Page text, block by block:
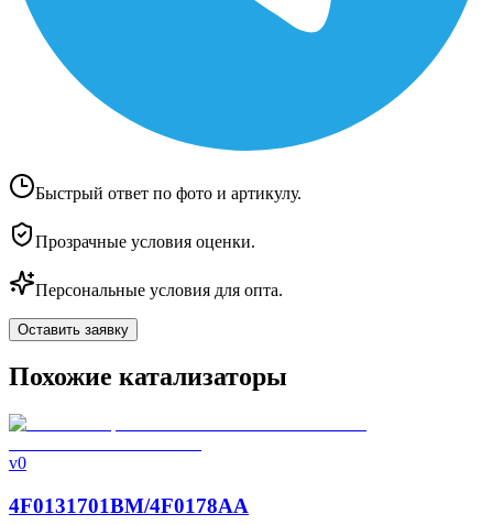
Быстрый ответ по фото и артикулу.
Прозрачные условия оценки.
Персональные условия для опта.
Оставить заявку
Похожие катализаторы
v0
4F0131701BM/4F0178AA